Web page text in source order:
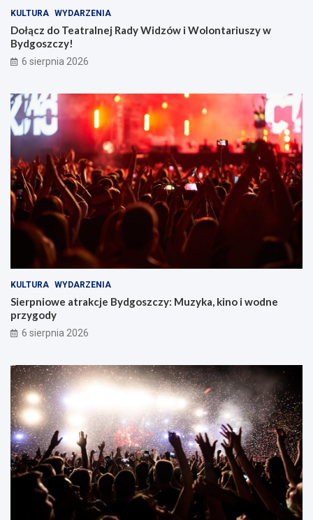
KULTURA WYDARZENIA
Dołącz do Teatralnej Rady Widzów i Wolontariuszy w
Bydgoszczy!
6 sierpnia 2026
KULTURA WYDARZENIA
Sierpniowe atrakcje Bydgoszczy: Muzyka, kino i wodne
przygody
6 sierpnia 2026